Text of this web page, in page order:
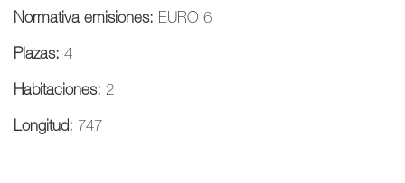
Normativa emisiones: EURO 6
Plazas: 4
Habitaciones: 2
Longitud: 747